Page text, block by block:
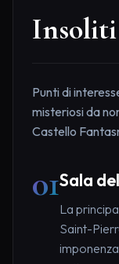
Insoliti
Punti di
misteriosi da
Castello
01Sala
La
Saint-